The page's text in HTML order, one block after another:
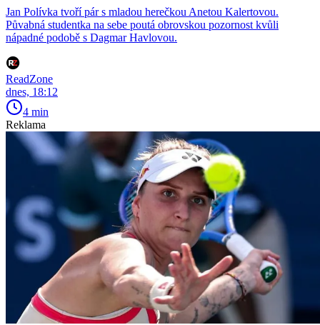
Jan Polívka tvoří pár s mladou herečkou Anetou Kalertovou.
Půvabná studentka na sebe poutá obrovskou pozornost kvůli
nápadné podobě s Dagmar Havlovou.
ReadZone
dnes, 18:12
4 min
Reklama